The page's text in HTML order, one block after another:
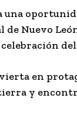
Nuevo
del
en
y